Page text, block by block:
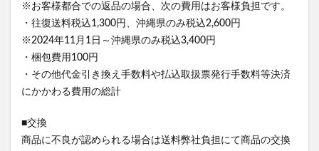
※お客様都合での返品の場合、次の費用はお客様負担です。
・往復送料税込1,300円、沖縄県のみ税込2,600円
※2024年11月1日～沖縄県のみ税込3,400円
・梱包費用100円
・その他代金引き換え手数料や払込取扱票発行手数料等決済
にかかわる費用の総計
■交換
商品に不良が認められる場合は送料弊社負担にて商品の交換